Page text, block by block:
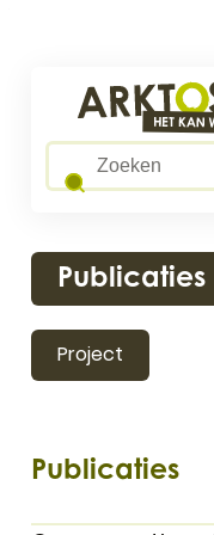
Arktos
Wat zoek je?
Publicaties
Project
Publicaties